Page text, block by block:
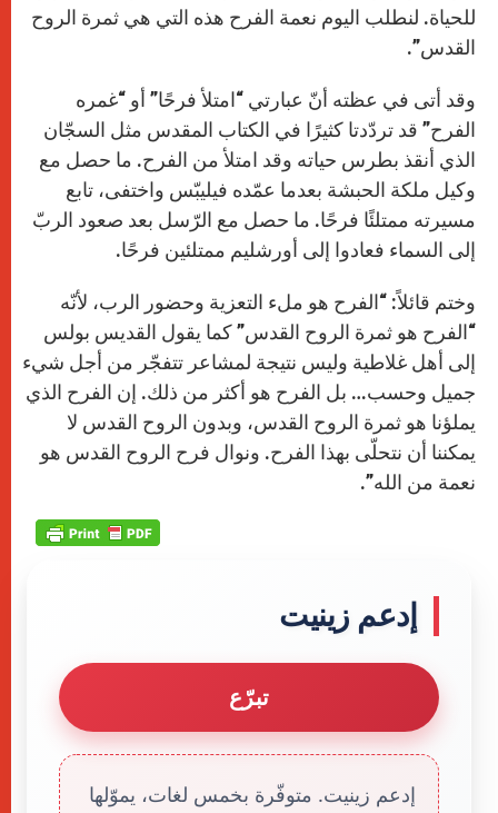
للحياة. لنطلب اليوم نعمة الفرح هذه التي هي ثمرة الروح
القدس”.
وقد أتى في عظته أنّ عبارتي “امتلأ فرحًا” أو “غمره
الفرح” قد تردّدتا كثيرًا في الكتاب المقدس مثل السجّان
الذي أنقذ بطرس حياته وقد امتلأ من الفرح. ما حصل مع
وكيل ملكة الحبشة بعدما عمّده فيليبّس واختفى، تابع
مسيرته ممتلئًا فرحًا. ما حصل مع الرّسل بعد صعود الربّ
إلى السماء فعادوا إلى أورشليم ممتلئين فرحًا.
وختم قائلاً: “الفرح هو ملء التعزية وحضور الرب، لأنّه
“الفرح هو ثمرة الروح القدس” كما يقول القديس بولس
إلى أهل غلاطية وليس نتيجة لمشاعر تتفجّر من أجل شيء
جميل وحسب… بل الفرح هو أكثر من ذلك. إن الفرح الذي
يملؤنا هو ثمرة الروح القدس، وبدون الروح القدس لا
يمكننا أن نتحلّى بهذا الفرح. ونوال فرح الروح القدس هو
نعمة من الله”.
إدعم زينيت
تبرّع
إدعم زينيت. متوفّرة بخمس لغات، يموّلها